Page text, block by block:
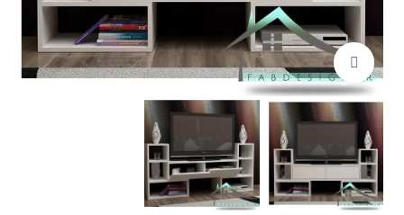
بزرگنمایی تصویر